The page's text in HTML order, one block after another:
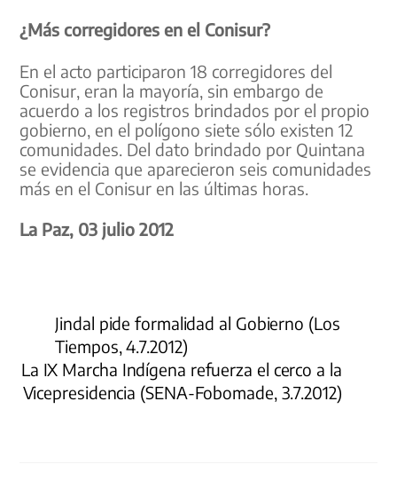
¿Más corregidores en el Conisur?
En el acto participaron 18 corregidores del
Conisur, eran la mayoría, sin embargo de
acuerdo a los registros brindados por el propio
gobierno, en el polígono siete sólo existen 12
comunidades. Del dato brindado por Quintana
se evidencia que aparecieron seis comunidades
más en el Conisur en las últimas horas.
La Paz, 03 julio 2012
Jindal pide formalidad al Gobierno (Los
Tiempos, 4.7.2012)
La IX Marcha Indígena refuerza el cerco a la
Vicepresidencia (SENA-Fobomade, 3.7.2012)